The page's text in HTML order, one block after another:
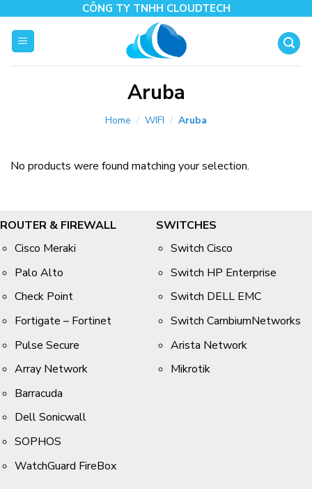
content
CÔNG TY TNHH CLOUDTECH
Aruba
Home / WIFI / Aruba
No products were found matching your selection.
ROUTER & FIREWALL
Cisco Meraki
Palo Alto
Check Point
Fortigate – Fortinet
Pulse Secure
Array Network
Barracuda
Dell Sonicwall
SOPHOS
WatchGuard FireBox
SWITCHES
Switch Cisco
Switch HP Enterprise
Switch DELL EMC
Switch CambiumNetworks
Arista Network
Mikrotik